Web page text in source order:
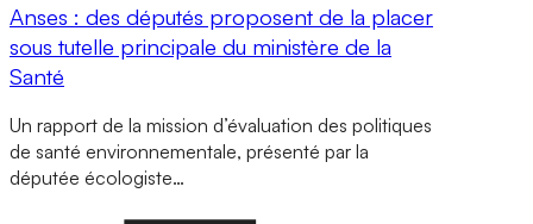
Anses : des députés proposent de la placer
sous tutelle principale du ministère de la
Santé
Un rapport de la mission d’évaluation des politiques
de santé environnementale, présenté par la
députée écologiste…